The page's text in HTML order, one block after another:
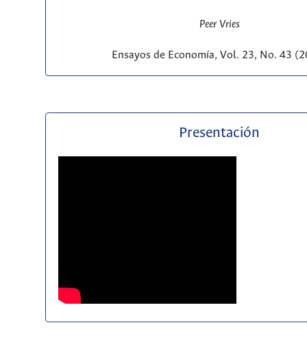
Peer Vries
Ensayos de Economía, Vol. 23, No. 43
Presentación